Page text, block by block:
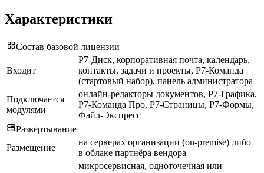
Характеристики
Состав базовой лицензии
Входит
Р7-Диск, корпоративная почта, календарь,
контакты, задачи и проекты, Р7-Команда
(стартовый набор), панель администратора
Подключается
модулями
онлайн-редакторы документов, Р7-Графика,
Р7-Команда Про, Р7-Страницы, Р7-Формы,
Файл-Экспресс
Развёртывание
Размещение
на серверах организации (on-premise) либо
в облаке партнёра вендора
микросервисная, одноточечная или